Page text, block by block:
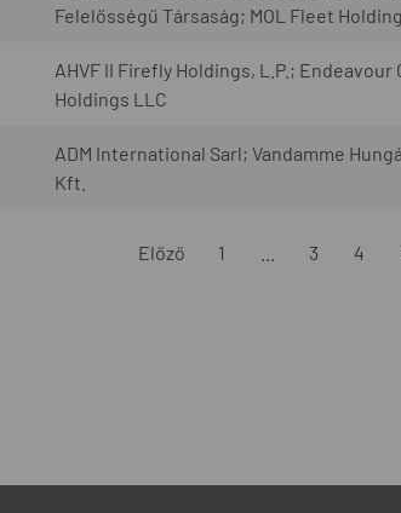
Felelősségű Társaság; MOL Fleet
AHVF II Firefly Holdings, L.P.;
Holdings LLC
ADM International Sarl; Vandamme
Kft.
Előző 1 3 4